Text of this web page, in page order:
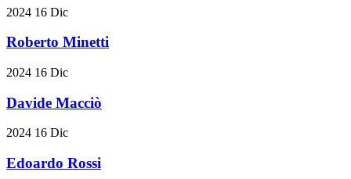
2024 16 Dic
Roberto Minetti
2024 16 Dic
Davide Macciò
2024 16 Dic
Edoardo Rossi